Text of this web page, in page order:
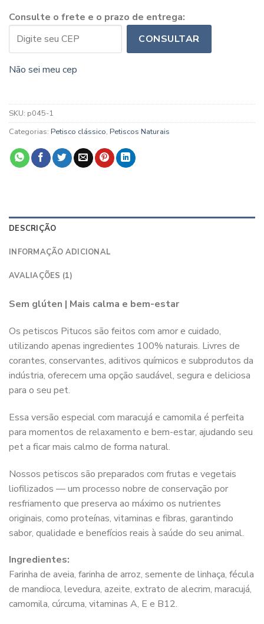
Consulte o frete e o prazo de entrega:
CONSULTAR
Não sei meu cep
SKU: p045-1
Categorias: Petisco clássico, Petiscos Naturais
DESCRIÇÃO
INFORMAÇÃO ADICIONAL
AVALIAÇÕES (1)
Sem glúten | Mais calma e bem-estar
Os petiscos Pitucos são feitos com amor e cuidado,
utilizando apenas ingredientes 100% naturais. Livres de
corantes, conservantes, aditivos químicos e subprodutos da
indústria, oferecem uma opção saudável, segura e deliciosa
para o seu pet.
Essa versão especial com maracujá e camomila é perfeita
para momentos de relaxamento e bem-estar, ajudando seu
pet a ficar mais calmo de forma natural.
Nossos petiscos são preparados com frutas e vegetais
liofilizados — um processo nobre de conservação por
resfriamento que preserva ao máximo os nutrientes
originais, como proteínas, vitaminas e fibras, garantindo
sabor, qualidade e benefícios reais à saúde do seu animal.
Ingredientes:
Farinha de aveia, farinha de arroz, semente de linhaça, fécula
de mandioca, levedura, azeite, extrato de alecrim, maracujá,
camomila, cúrcuma, vitaminas A, E e B12.